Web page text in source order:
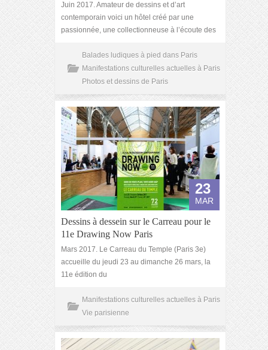
Juin 2017. Amateur de dessins et d’art
contemporain voici un hôtel créé par une
passionnée, une collectionneuse à l’écoute des
Balades ludiques à pied dans Paris
Manifestations culturelles actuelles à Paris
Photos et dessins de Paris
23
MAR
Dessins à dessein sur le Carreau pour le
11e Drawing Now Paris
Mars 2017. Le Carreau du Temple (Paris 3e)
accueille du jeudi 23 au dimanche 26 mars, la
11e édition du
Manifestations culturelles actuelles à Paris
Vie parisienne